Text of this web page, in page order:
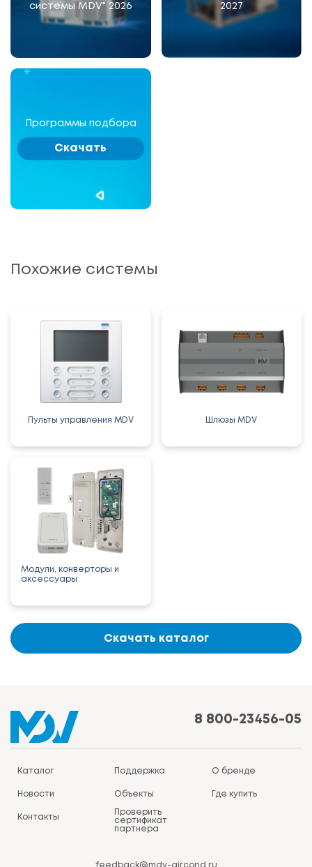
системы MDV" 2026
2027
Программы подбора
Скачать
Похожие системы
Пульты управления MDV Шлюзы MDV
Модули, конверторы и
аксессуары
Скачать каталог
8 800-23456-05
Каталог Поддержка О бренде
Новости Объекты Где купить
Контакты
Проверить
сертификат
партнера
feedback@mdv-aircond.ru